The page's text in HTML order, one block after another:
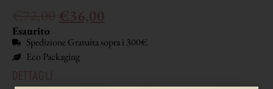
Esaurito
Spedizione Gratuita sopra i 300€
Eco Packaging